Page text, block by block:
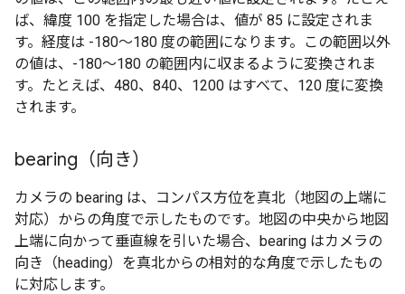
ば、緯度 100 を指定した場合は、値が 85 に設定されま
す。経度は -180～180 度の範囲になります。この範囲以外
の値は、-180～180 の範囲内に収まるように変換されま
す。たとえば、480、840、1200 はすべて、120 度に変換
されます。
bearing（向き）
カメラの bearing は、コンパス方位を真北（地図の上端に
対応）からの角度で示したものです。地図の中央から地図
上端に向かって垂直線を引いた場合、bearing はカメラの
向き（heading）を真北からの相対的な角度で示したもの
に対応します。